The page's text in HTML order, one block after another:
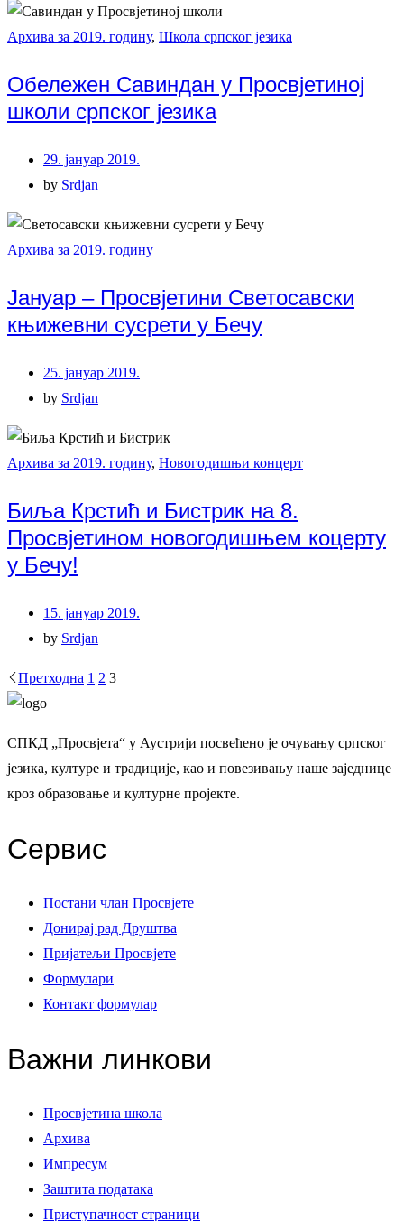
Архива за 2019. годину, Школа српског језика
Обележен Савиндан у Просвјетиној
школи српског језика
29. јануар 2019.
by Srdjan
Архива за 2019. годину
Јануар – Просвјетини Светосавски
књижевни сусрети у Бечу
25. јануар 2019.
by Srdjan
Архива за 2019. годину, Новогодишњи концерт
Биља Крстић и Бистрик на 8.
Просвјетином новогодишњем коцерту
у Бечу!
15. јануар 2019.
by Srdjan
Posts
pagination
Претходна 1 2 3
СПКД „Просвјета“ у Аустрији посвећено је очувању српског
језика, културе и традиције, као и повезивању наше заједнице
кроз образовање и културне пројекте.
Сервис
Постани члан Просвјете
Донирај рад Друштва
Пријатељи Просвјете
Формулари
Контакт формулар
Важни линкови
Просвјетина школа
Архива
Импресум
Заштита података
Приступачност страници